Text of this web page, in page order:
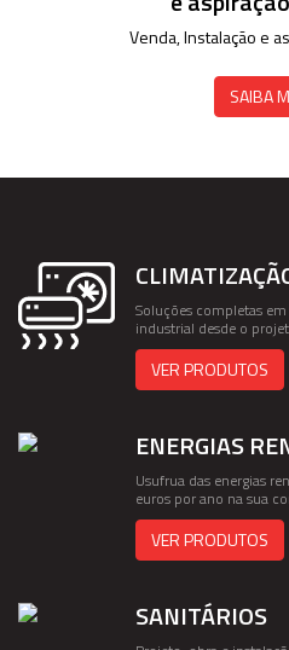
Venda, Instalação e
SAIBA
Soluções completas
industrial desde o
VER PRODUTOS
ENERGIAS
Usufrua das energias
euros por ano na sua
VER PRODUTOS
SANITÁRIOS